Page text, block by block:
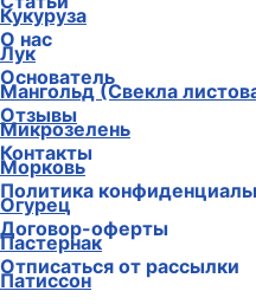
Кукуруза
Лук
Мангольд (Свекла
Микрозелень
Морковь
Огурец
Пастернак
Патиссон
О нас
Основатель
Отзывы
Контакты
Политика
Договор-оферты
Отписаться от рассылки